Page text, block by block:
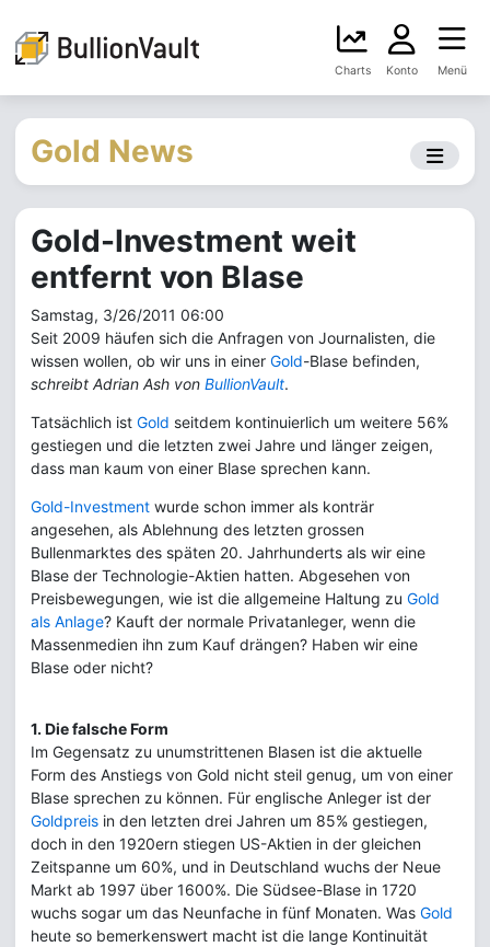
Charts Konto Menü
Gold News
Gold-Investment weit
entfernt von Blase
Samstag, 3/26/2011 06:00
Seit 2009 häufen sich die Anfragen von Journalisten, die
wissen wollen, ob wir uns in einer Gold-Blase befinden,
schreibt Adrian Ash von BullionVault.
Tatsächlich ist Gold seitdem kontinuierlich um weitere 56%
gestiegen und die letzten zwei Jahre und länger zeigen,
dass man kaum von einer Blase sprechen kann.
Gold-Investment wurde schon immer als konträr
angesehen, als Ablehnung des letzten grossen
Bullenmarktes des späten 20. Jahrhunderts als wir eine
Blase der Technologie-Aktien hatten. Abgesehen von
Preisbewegungen, wie ist die allgemeine Haltung zu Gold
als Anlage? Kauft der normale Privatanleger, wenn die
Massenmedien ihn zum Kauf drängen? Haben wir eine
Blase oder nicht?
1. Die falsche Form
Im Gegensatz zu unumstrittenen Blasen ist die aktuelle
Form des Anstiegs von Gold nicht steil genug, um von einer
Blase sprechen zu können. Für englische Anleger ist der
Goldpreis in den letzten drei Jahren um 85% gestiegen,
doch in den 1920ern stiegen US-Aktien in der gleichen
Zeitspanne um 60%, und in Deutschland wuchs der Neue
Markt ab 1997 über 1600%. Die Südsee-Blase in 1720
wuchs sogar um das Neunfache in fünf Monaten. Was Gold
heute so bemerkenswert macht ist die lange Kontinuität